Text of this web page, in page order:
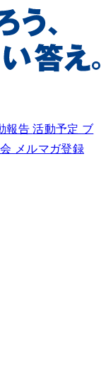
報告活動予定 ブ
メルマガ登録